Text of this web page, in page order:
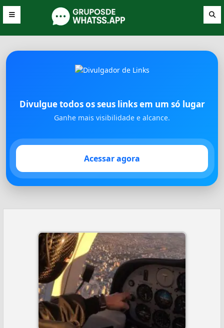
Divulgue todos os seus links em um só lugar
Ganhe mais visibilidade e alcance.
Acessar agora